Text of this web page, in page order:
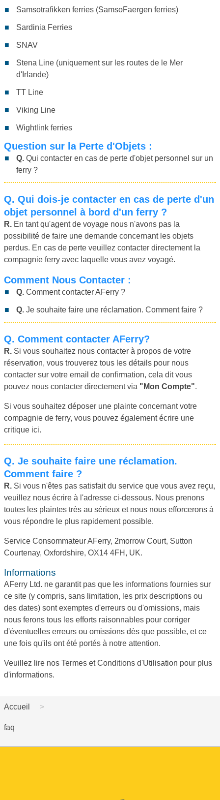
Samsotrafikken ferries (SamsoFaergen ferries)
Sardinia Ferries
SNAV
Stena Line (uniquement sur les routes de le Mer
d'Irlande)
TT Line
Viking Line
Wightlink ferries
Question sur la Perte d'Objets :
Q. Qui contacter en cas de perte d'objet personnel sur un
ferry ?
Q. Qui dois-je contacter en cas de perte d'un
objet personnel à bord d'un ferry ?
R. En tant qu'agent de voyage nous n'avons pas la
possibilité de faire une demande concernant les objets
perdus. En cas de perte veuillez contacter directement la
compagnie ferry avec laquelle vous avez voyagé.
Comment Nous Contacter :
Q. Comment contacter AFerry ?
Q. Je souhaite faire une réclamation. Comment faire ?
Q. Comment contacter AFerry?
R. Si vous souhaitez nous contacter à propos de votre
réservation, vous trouverez tous les détails pour nous
contacter sur votre email de confirmation, cela dit vous
pouvez nous contacter directement via "Mon Compte".
Si vous souhaitez déposer une plainte concernant votre
compagnie de ferry, vous pouvez également écrire une
critique ici.
Q. Je souhaite faire une réclamation.
Comment faire ?
R. Si vous n'êtes pas satisfait du service que vous avez reçu,
veuillez nous écrire à l'adresse ci-dessous. Nous prenons
toutes les plaintes très au sérieux et nous nous efforcerons à
vous répondre le plus rapidement possible.
Service Consommateur AFerry, 2morrow Court, Sutton
Courtenay, Oxfordshire, OX14 4FH, UK.
Informations
AFerry Ltd. ne garantit pas que les informations fournies sur
ce site (y compris, sans limitation, les prix descriptions ou
des dates) sont exemptes d'erreurs ou d'omissions, mais
nous ferons tous les efforts raisonnables pour corriger
d'éventuelles erreurs ou omissions dès que possible, et ce
une fois qu'ils ont été portés à notre attention.
Veuillez lire nos Termes et Conditions d'Utilisation pour plus
d'informations.
Accueil
faq